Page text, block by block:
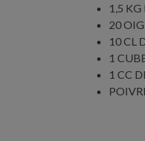
1,5 KG
20
10 CL
1
1 CC